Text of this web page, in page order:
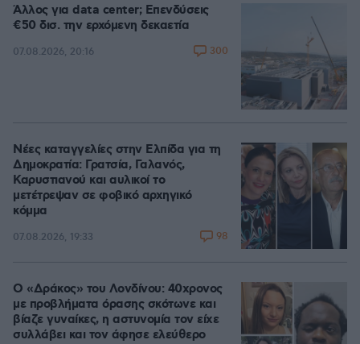
Άλλος για data center; Επενδύσεις
€50 δισ. την ερχόμενη δεκαετία
07.08.2026, 20:16 300
Νέες καταγγελίες στην Ελπίδα για τη
Δημοκρατία: Γρατσία, Γαλανός,
Καρυστιανού και αυλικοί το
μετέτρεψαν σε φοβικό αρχηγικό
κόμμα
07.08.2026, 19:33 98
Ο «Δράκος» του Λονδίνου: 40χρονος
με προβλήματα όρασης σκότωνε και
βίαζε γυναίκες, η αστυνομία τον είχε
συλλάβει και τον άφησε ελεύθερο